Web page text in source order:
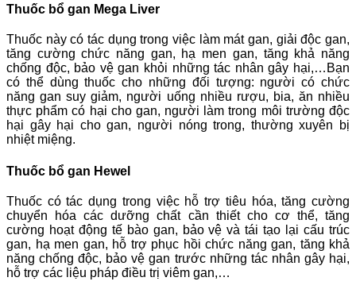
Thuốc bổ gan Mega Liver
Thuốc này có tác dụng trong việc làm mát gan, giải độc gan,
tăng cường chức năng gan, hạ men gan, tăng khả năng
chống độc, bảo vệ gan khỏi những tác nhân gây hại,…Bạn
có thể dùng thuốc cho những đối tượng: người có chức
năng gan suy giảm, người uống nhiều rượu, bia, ăn nhiều
thực phẩm có hại cho gan, người làm trong môi trường độc
hại gây hại cho gan, người nóng trong, thường xuyên bị
nhiệt miệng.
Thuốc bổ gan Hewel
Thuốc có tác dụng trong việc hỗ trợ tiêu hóa, tăng cường
chuyển hóa các dưỡng chất cần thiết cho cơ thể, tăng
cường hoạt động tế bào gan, bảo vệ và tái tạo lại cấu trúc
gan, hạ men gan, hỗ trợ phục hồi chức năng gan, tăng khả
năng chống độc, bảo vệ gan trước những tác nhân gây hại,
hỗ trợ các liệu pháp điều trị viêm gan,…